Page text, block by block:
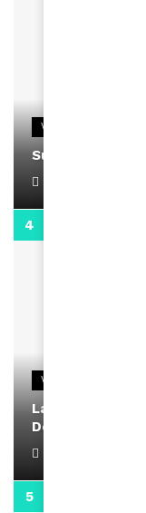
VIDEOS
Support Black
VIDEOS
La rubrique
Docteur Makanda